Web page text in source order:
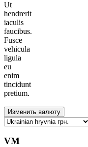
Ut
hendrerit
iaculis
faucibus.
Fusce
vehicula
ligula
eu
enim
tincidunt
pretium.
VM